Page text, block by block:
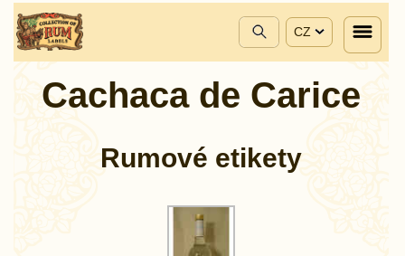
CZ
Cachaca de Carice
Rumové etikety